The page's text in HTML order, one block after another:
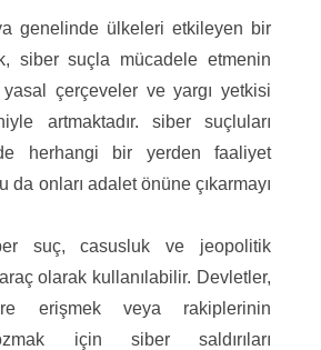
genelinde ülkeleri etkileyen bir
siber suçla mücadele etmenin
yasal çerçeveler ve yargı yetkisi
artmaktadır. siber suçluları
herhangi bir yerden faaliyet
da onları adalet önüne çıkarmayı
suç, casusluk ve jeopolitik
olarak kullanılabilir. Devletler,
erişmek veya rakiplerinin
için siber saldırıları